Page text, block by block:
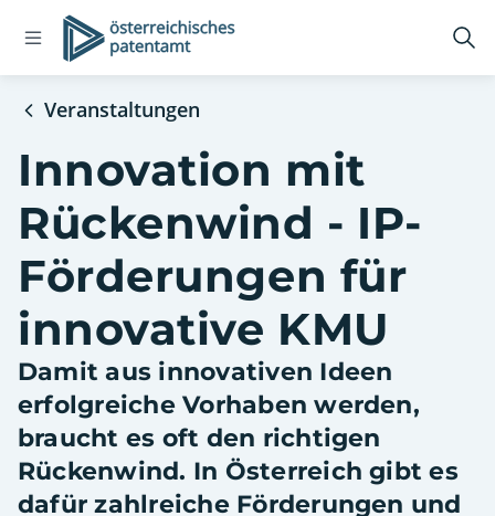
Open
navigation
Logo
Veranstaltungen
Innovation mit
Rückenwind - IP-
Förderungen für
innovative KMU
Damit aus innovativen Ideen
erfolgreiche Vorhaben werden,
braucht es oft den richtigen
Rückenwind. In Österreich gibt es
dafür zahlreiche Förderungen und